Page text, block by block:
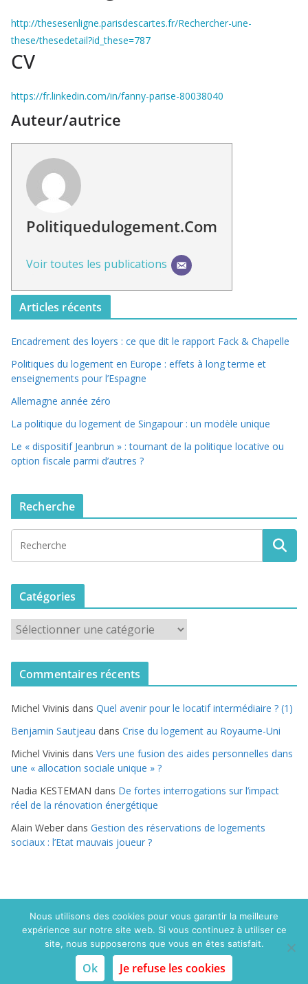
http://thesesenligne.parisdescartes.fr/Rechercher-une-
these/thesedetail?id_these=787
CV
https://fr.linkedin.com/in/fanny-parise-80038040
Auteur/autrice
Politiquedulogement.com
Voir toutes les publications
Articles récents
Encadrement des loyers : ce que dit le rapport Fack & Chapelle
Politiques du logement en Europe : effets à long terme et
enseignements pour l’Espagne
Allemagne année zéro
La politique du logement de Singapour : un modèle unique
Le « dispositif Jeanbrun » : tournant de la politique locative ou
option fiscale parmi d’autres ?
Recherche
Catégories
t
o
r
i
e
Commentaires récents
Michel Vivinis dans Quel avenir pour le locatif intermédiaire ? (1)
Benjamin Sautjeau dans Crise du logement au Royaume-Uni
Michel Vivinis dans Vers une fusion des aides personnelles dans
une « allocation sociale unique » ?
Nadia KESTEMAN dans De fortes interrogations sur l’impact
réel de la rénovation énergétique
Alain Weber dans Gestion des réservations de logements
sociaux : l’Etat mauvais joueur ?
Copyright © 2015 Politique du logement.com. Tous droits
réservés
Mentions légales
Nous utilisons des cookies pour vous garantir la meilleure
expérience sur notre site web. Si vous continuez à utiliser ce
site, nous supposerons que vous en êtes satisfait.
Ok Je refuse les cookies